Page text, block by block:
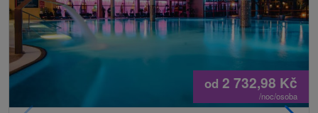
od 2 732,98 Kč
/noc/osoba